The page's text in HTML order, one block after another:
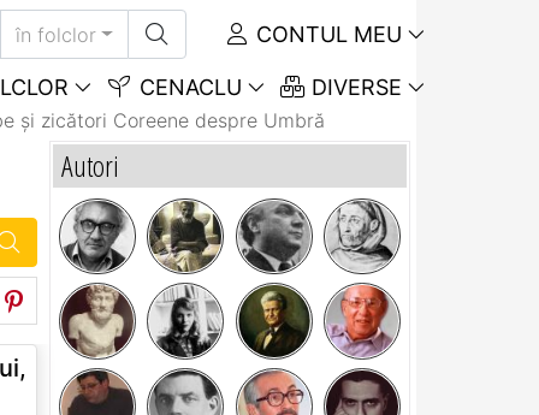
în folclor CONTUL MEU
CENACLU DIVERSE
și zicători Coreene despre Umbră
Autori